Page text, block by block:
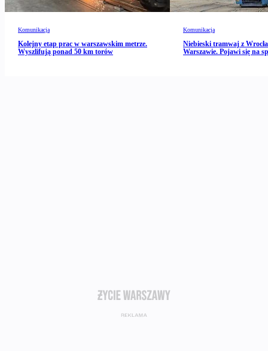
Komunikacja
Kolejny etap prac w warszawskim metrze.
Wyszlifują ponad 50 km torów
Komunikacja
Niebieski tramwaj z
Warszawie. Pojawi się na